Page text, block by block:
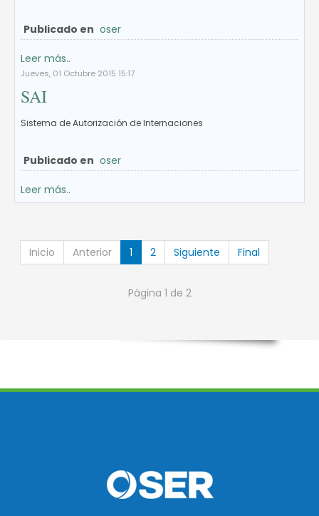
Publicado en oser
Leer más..
Jueves, 01 Octubre 2015 15:17
SAI
Sistema de Autorización de Internaciones
Publicado en oser
Leer más..
Inicio Anterior 1 2 Siguiente Final
Página 1 de 2